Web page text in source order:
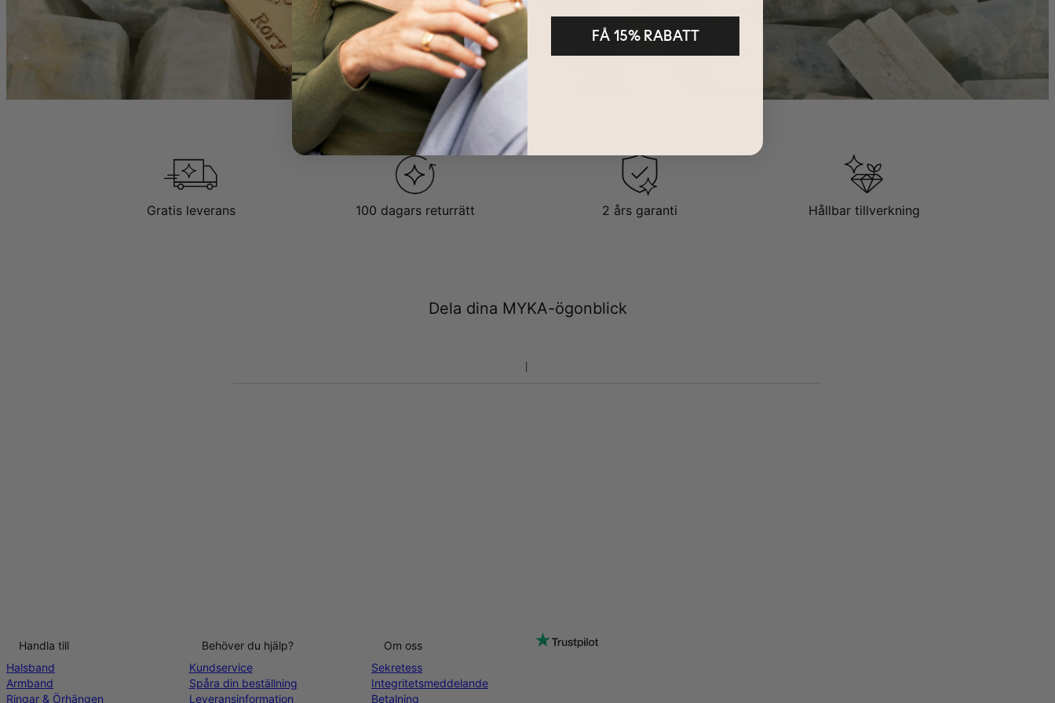
LÄS MER
Gratis leverans 100 dagars returrätt 2 års garanti Hållbar tillverkning
Dela dina MYKA-ögonblick
Handla till
Halsband
Armband
Ringar & Örhängen
Behöver du hjälp?
Kundservice
Spåra din beställning
Leveransinformation
Om oss
Sekretess
Integritetsmeddelande
Betalning
FÅ 15% RABATT